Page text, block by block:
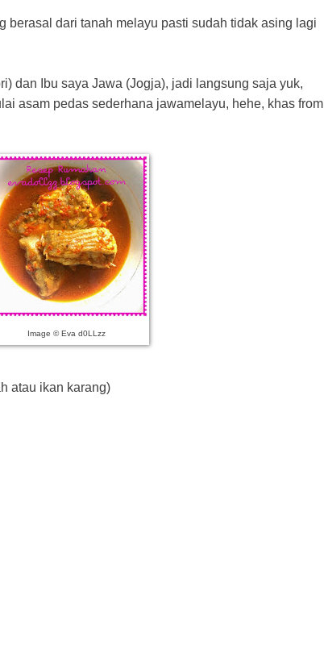
berasal dari tanah melayu pasti sudah tidak asing lagi
dan Ibu saya Jawa (Jogja), jadi langsung saja yuk,
asam pedas sederhana jawamelayu, hehe, khas from
Image © Eva d0LLzz
atau ikan karang)